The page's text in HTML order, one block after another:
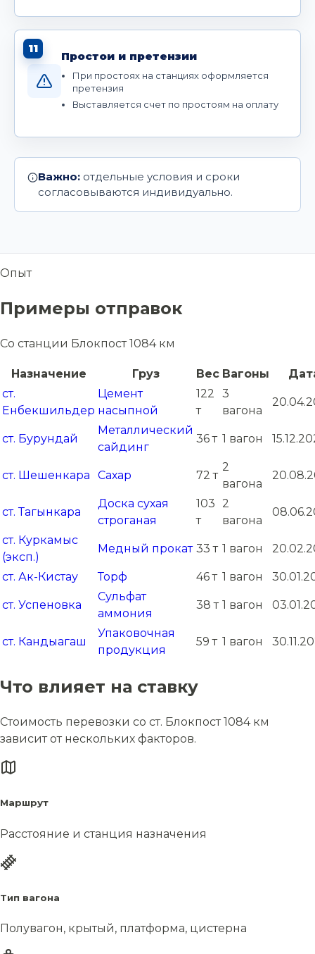
11
Простои и претензии
При простоях на станциях оформляется
претензия
Выставляется счет по простоям на оплату
Важно: отдельные условия и сроки
согласовываются индивидуально.
Опыт
Примеры отправок
Со станции Блокпост 1084 км
Назначение Груз Вес Вагоны
ст.
Енбекшильдер
Цемент
насыпной
122
т
3
вагона
ст. Бурундай
Металлический
сайдинг
36 т 1 вагон
ст. Шешенкара Сахар 72 т
2
вагона
ст. Тагынкара
Доска сухая
строганая
103
т
2
вагона
ст. Куркамыс
(эксп.)
Медный прокат 33 т 1 вагон
ст. Ак-Кистау Торф 46 т 1 вагон
ст. Успеновка
Сульфат
аммония
38 т 1 вагон
ст. Кандыагаш
Упаковочная
продукция
59 т 1 вагон
Что влияет на ставку
Стоимость перевозки со ст. Блокпост 1084 км
зависит от нескольких факторов.
Маршрут
Расстояние и станция назначения
Тип вагона
Полувагон, крытый, платформа, цистерна